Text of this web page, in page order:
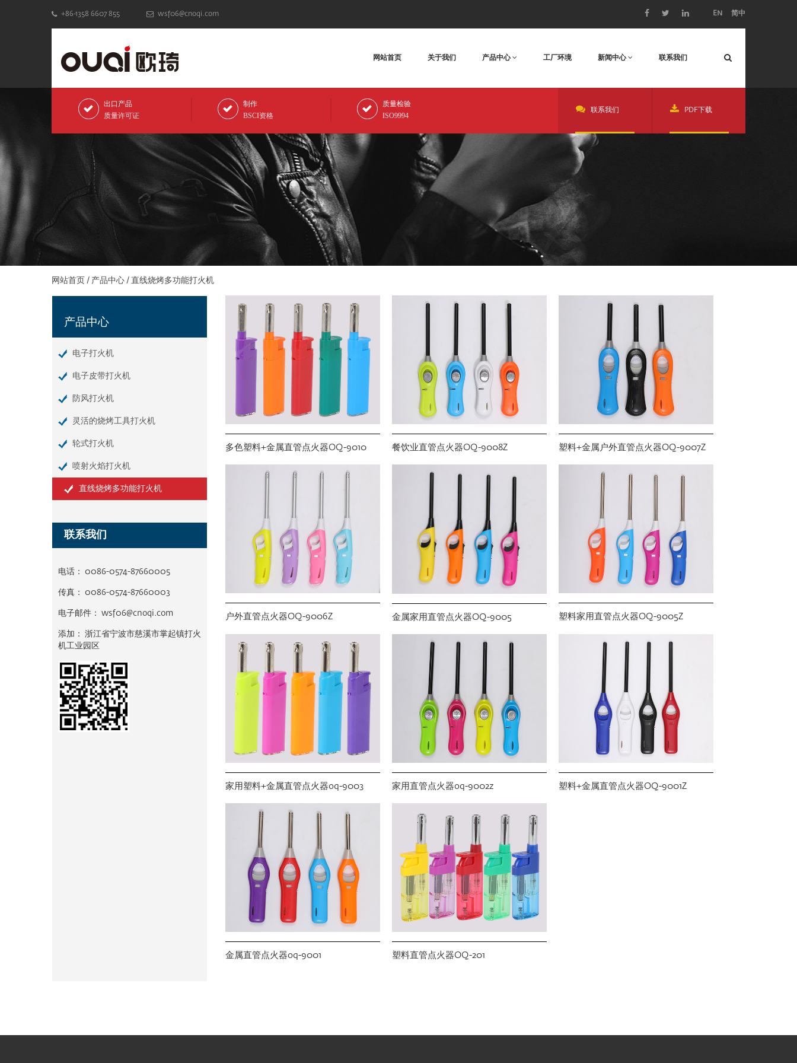
+86-1358 6607 855 wsf06@cnoqi.com EN 简中
网站首页 关于我们 产品中心 工厂环境 新闻中心 联系我们
出口产品
质量许可证
制作
BSCI资格
质量检验
ISO9994
联系我们 PDF下载
网站首页 / 产品中心 / 直线烧烤多功能打火机
产品中心
电子打火机
电子皮带打火机
防风打火机
灵活的烧烤工具打火机
轮式打火机
喷射火焰打火机
直线烧烤多功能打火机
联系我们
电话： 0086-0574-87660005
传真： 0086-0574-87660003
电子邮件： wsf06@cnoqi.com
添加： 浙江省宁波市慈溪市掌起镇打火
机工业园区
多色塑料+金属直管点火器OQ-9010 餐饮业直管点火器OQ-9008Z 塑料+金属户外直管点火器OQ-9007Z
户外直管点火器OQ-9006Z 金属家用直管点火器OQ-9005 塑料家用直管点火器OQ-9005Z
家用塑料+金属直管点火器oq-9003 家用直管点火器oq-9002z 塑料+金属直管点火器OQ-9001Z
金属直管点火器oq-9001 塑料直管点火器OQ-201